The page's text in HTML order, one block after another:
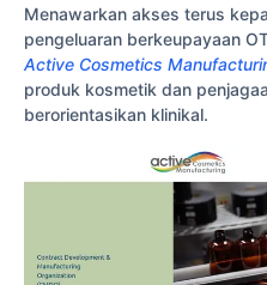
Menawarkan akses terus
pengeluaran berkeupayaan
Active Cosmetics
produk kosmetik dan
berorientasikan klinikal.